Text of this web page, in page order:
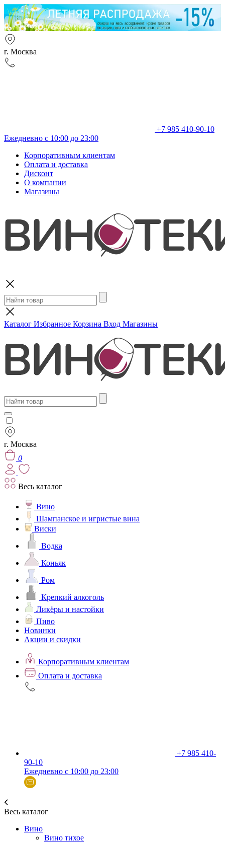
г. Москва
+7 985 410-90-10
Ежедневно с 10:00 до 23:00
Корпоративным клиентам
Оплата и доставка
Дисконт
О компании
Магазины
Каталог Избранное Корзина Вход Магазины
г. Москва
0
Весь каталог
Вино
Шампанское и игристые вина
Виски
Водка
Коньяк
Ром
Крепкий алкоголь
Ликёры и настойки
Пиво
Новинки
Акции и скидки
Корпоративным клиентам
Оплата и доставка
+7 985 410-
90-10
Ежедневно с 10:00 до 23:00
Весь каталог
Вино
Вино тихое